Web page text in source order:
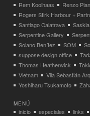
Rem Koolhaas
Renzo
Rogers Stirk Harbour +
Santiago Calatrava
Serpentine Gallery
Solano Benítez
SOM
suppose design office
Thomas Heatherwick
Vietnam
Vila Sebastián
Yoshiharu Tsukamoto
MENÚ
inicio especiales links